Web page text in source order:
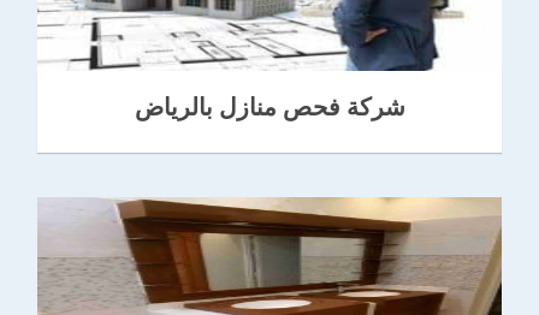
شركة فحص منازل بالرياض